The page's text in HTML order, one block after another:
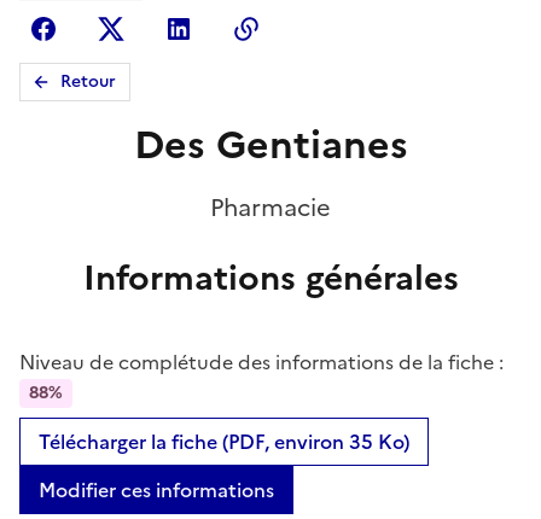
FacebookX (anciennement Twitter)
Linkedin
Retour
Des Gentianes
Pharmacie
Informations générales
Niveau de complétude des informations de la fiche :
88%
Télécharger la fiche (PDF, environ 35 Ko)
Modifier ces informations